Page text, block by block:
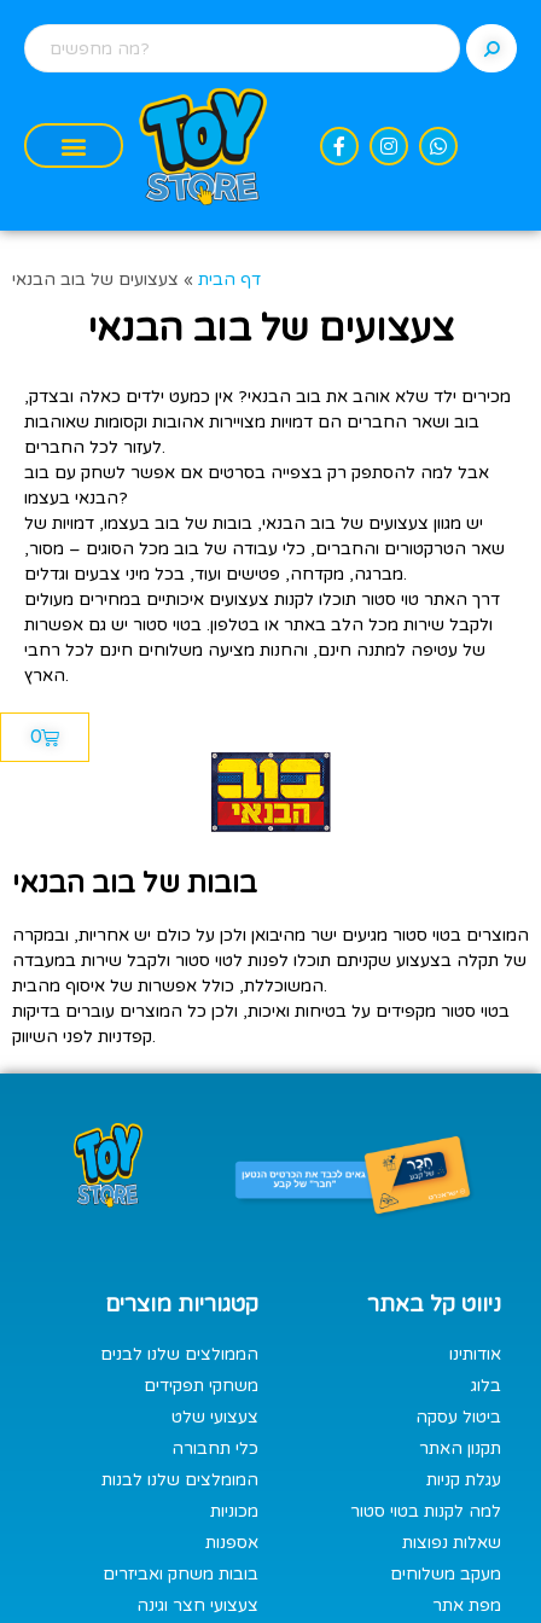
0
דף הבית » צעצועים של בוב הבנאי
צעצועים של בוב הבנאי
מכירים ילד שלא אוהב את בוב הבנאי? אין כמעט ילדים כאלה ובצדק,
בוב ושאר החברים הם דמויות מצויירות אהובות וקסומות שאוהבות
לעזור לכל החברים.
אבל למה להסתפק רק בצפייה בסרטים אם אפשר לשחק עם בוב
הבנאי בעצמו?
יש מגוון צעצועים של בוב הבנאי, בובות של בוב בעצמו, דמויות של
שאר הטרקטורים והחברים, כלי עבודה של בוב מכל הסוגים – מסור,
מברגה, מקדחה, פטישים ועוד, בכל מיני צבעים וגדלים.
דרך האתר טוי סטור תוכלו לקנות צעצועים איכותיים במחירים מעולים
ולקבל שירות מכל הלב באתר או בטלפון. בטוי סטור יש גם אפשרות
של עטיפה למתנה חינם, והחנות מציעה משלוחים חינם לכל רחבי
הארץ.
בובות של בוב הבנאי
המוצרים בטוי סטור מגיעים ישר מהיבואן ולכן על כולם יש אחריות, ובמקרה
של תקלה בצעצוע שקניתם תוכלו לפנות לטוי סטור ולקבל שירות במעבדה
המשוכללת, כולל אפשרות של איסוף מהבית.
בטוי סטור מקפידים על בטיחות ואיכות, ולכן כל המוצרים עוברים בדיקות
קפדניות לפני השיווק.
קטגוריות מוצרים
הממולצים שלנו לבנים
משחקי תפקידים
צעצועי שלט
כלי תחבורה
המומלצים שלנו לבנות
מכוניות
אספנות
בובות משחק ואביזרים
צעצועי חצר וגינה
ניווט קל באתר
אודותינו
בלוג
ביטול עסקה
תקנון האתר
עגלת קניות
למה לקנות בטוי סטור
שאלות נפוצות
מעקב משלוחים
מפת אתר